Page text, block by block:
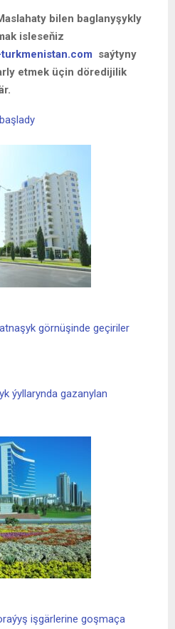
bilen baglanyşykly
isleseňiz
turkmenistan.com saýtyny
etmek üçin döredijilik
görnüşinde geçiriler
ýyllarynda gazanylan
işgärlerine goşmaça